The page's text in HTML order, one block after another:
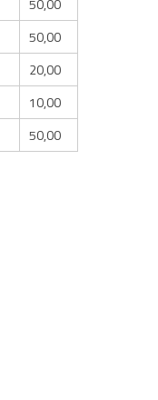
50,00
50,00
20,00
10,00
50,00